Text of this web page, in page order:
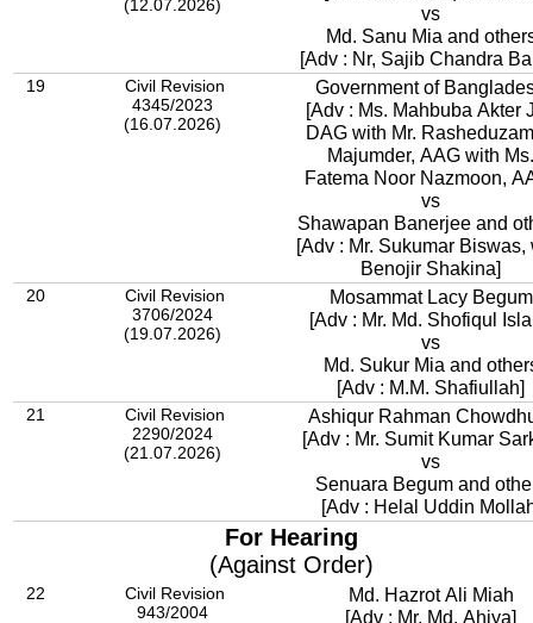
(12.07.2026)
vs
Md. Sanu Mia and
[Adv : Nr, Sajib Chandra
19
Civil Revision
4345/2023
(16.07.2026)
Government of
[Adv : Ms. Mahbuba Akter
DAG with Mr.
Majumder, AAG with Ms.
Fatema Noor Nazmoon,
vs
Shawapan Banerjee and
[Adv : Mr. Sukumar Biswas,
Benojir Shakina]
20
Civil Revision
3706/2024
(19.07.2026)
Mosammat Lacy Begum
[Adv : Mr. Md. Shofiqul
vs
Md. Sukur Mia and
[Adv : M.M. Shafiullah]
21
Civil Revision
2290/2024
(21.07.2026)
Ashiqur Rahman
[Adv : Mr. Sumit Kumar
vs
Senuara Begum and
[Adv : Helal Uddin
For Hearing
(Against Order)
22
Civil Revision
943/2004
Md. Hazrot Ali Miah
[Adv : Mr. Md. Ahiya]